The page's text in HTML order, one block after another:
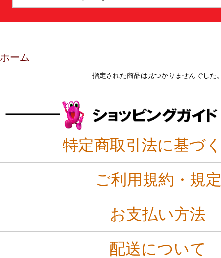
ホーム
指定された商品は見つかりませんでした
特定商取引法に基づ
ご利用規約・規定
お支払い方法
配送について